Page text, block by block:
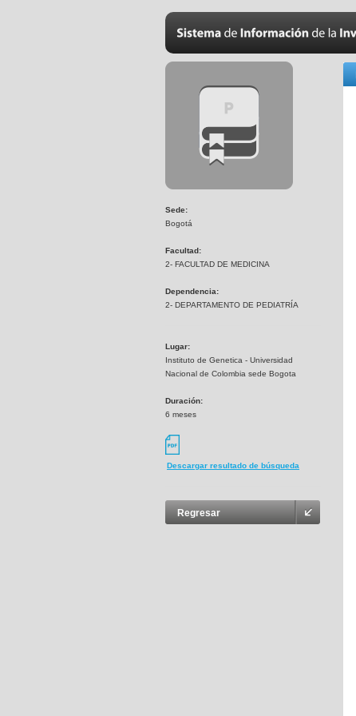
Sede:
Bogotá
Facultad:
2- FACULTAD DE MEDICINA
Dependencia:
2- DEPARTAMENTO DE PEDIATRÍA
Lugar:
Instituto de Genetica - Universidad
Nacional de Colombia sede Bogota
Duración:
6 meses
Descargar resultado de búsqueda
Regresar